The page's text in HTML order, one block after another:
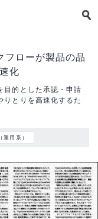
ローが製品の品
化
目的とした承認・申請
りとりを高速化するた
運用系）